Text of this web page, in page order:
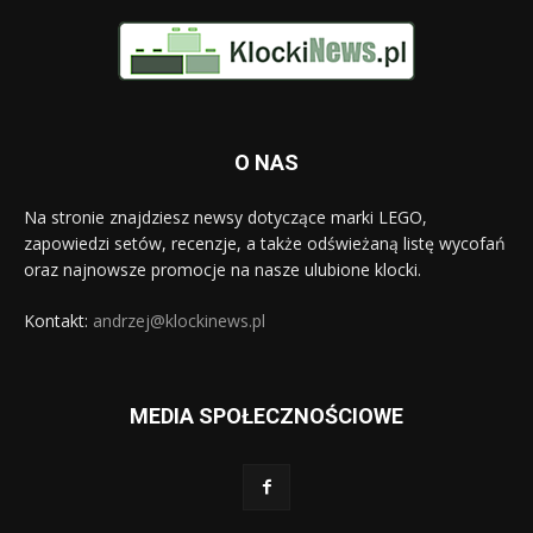
O NAS
Na stronie znajdziesz newsy dotyczące marki LEGO,
zapowiedzi setów, recenzje, a także odświeżaną listę wycofań
oraz najnowsze promocje na nasze ulubione klocki.
Kontakt: andrzej@klockinews.pl
MEDIA SPOŁECZNOŚCIOWE